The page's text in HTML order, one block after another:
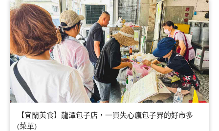
【宜蘭美食】龍潭包子店，一買失心瘋包子界的好市多
(菜單)